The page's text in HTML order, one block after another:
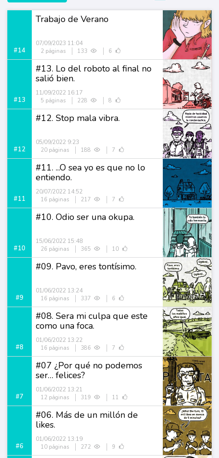
#14
Trabajo de Verano
07/09/2023 11:04
2 páginas 133 6
#13
#13. Lo del roboto al final no
salió bien.
11/09/2022 16:17
5 páginas 228 8
#12
#12. Stop mala vibra.
05/09/2022 9:23
20 páginas 188 7
#11
#11. ...O sea yo es que no lo
entiendo.
20/07/2022 14:52
16 páginas 217 7
#10
#10. Odio ser una okupa.
15/06/2022 15:48
26 páginas 365 10
#9
#09. Pavo, eres tontísimo.
01/06/2022 13:24
16 páginas 337 6
#8
#08. Sera mi culpa que este
como una foca.
01/06/2022 13:22
16 páginas 386 7
#7
#07 ¿Por qué no podemos
ser… felices?
01/06/2022 13:21
12 páginas 319 11
#6
#06. Más de un millón de
likes.
01/06/2022 13:19
10 páginas 272 9